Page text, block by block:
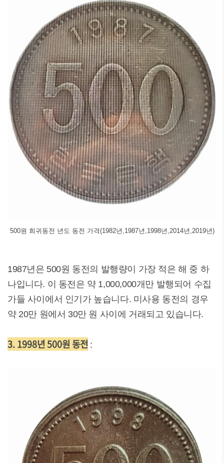
500원 희귀동전 년도 동전 가격(1982년,1987년,1998년,2014년,2019년)
1987년은 500원 동전의 발행량이 가장 적은 해 중 하
나입니다. 이 동전은 약 1,000,000개만 발행되어 수집
가들 사이에서 인기가 높습니다. 미사용 동전의 경우
약 20만 원에서 30만 원 사이에 거래되고 있습니다.
3. 1998년 500원 동전: